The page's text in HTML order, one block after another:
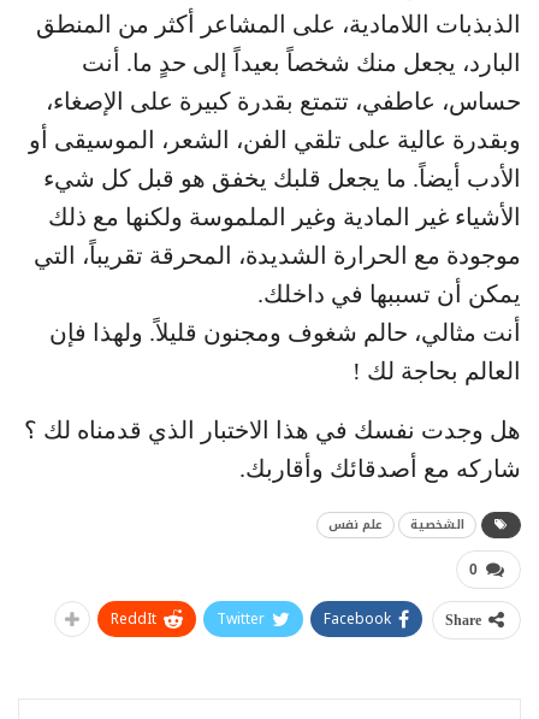
الذبذبات اللامادية، على المشاعر أكثر من المنطق
البارد، يجعل منك شخصاً بعيداً إلى حدٍ ما. أنت
حساس، عاطفي، تتمتع بقدرة كبيرة على الإصغاء،
وبقدرة عالية على تلقي الفن، الشعر، الموسيقى أو
الأدب أيضاً. ما يجعل قلبك يخفق هو قبل كل شيء
الأشياء غير المادية وغير الملموسة ولكنها مع ذلك
موجودة مع الحرارة الشديدة، المحرقة تقريباً، التي
يمكن أن تسببها في داخلك.
أنت مثالي، حالم شغوف ومجنون قليلاً. ولهذا فإن
العالم بحاجة لك !
هل وجدت نفسك في هذا الاختبار الذي قدمناه لك ؟
شاركه مع أصدقائك وأقاربك.
الشخصية علم نفس
0
Share
Facebook
Twitter
ReddIt